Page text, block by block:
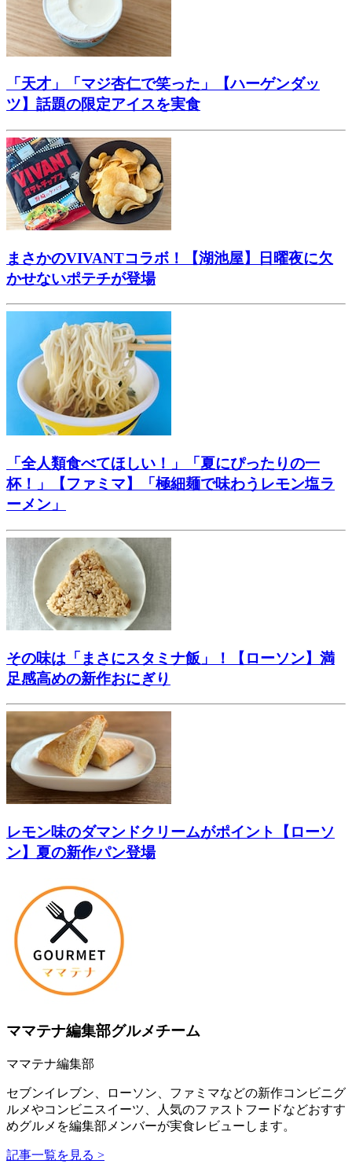
「天才」「マジ杏仁で笑った」【ハーゲンダッ
ツ】話題の限定アイスを実食
まさかのVIVANTコラボ！【湖池屋】日曜夜に欠
かせないポテチが登場
「全人類食べてほしい！」「夏にぴったりの一
杯！」【ファミマ】「極細麺で味わうレモン塩ラ
ーメン」
その味は「まさにスタミナ飯」！【ローソン】満
足感高めの新作おにぎり
レモン味のダマンドクリームがポイント【ローソ
ン】夏の新作パン登場
ママテナ編集部グルメチーム
ママテナ編集部
セブンイレブン、ローソン、ファミマなどの新作コンビニグ
ルメやコンビニスイーツ、人気のファストフードなどおすす
めグルメを編集部メンバーが実食レビューします。
記事一覧を見る >